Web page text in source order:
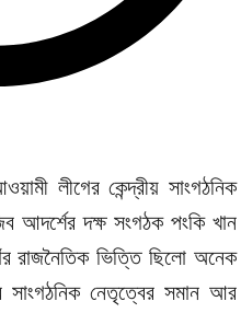
লীগের কেন্দ্রীয় সাংগঠনিক
আদর্শের দক্ষ সংগঠক পংকি খান
রাজনৈতিক ভিত্তি ছিলো অনেক
সাংগঠনিক নেতৃত্বের সমান আর